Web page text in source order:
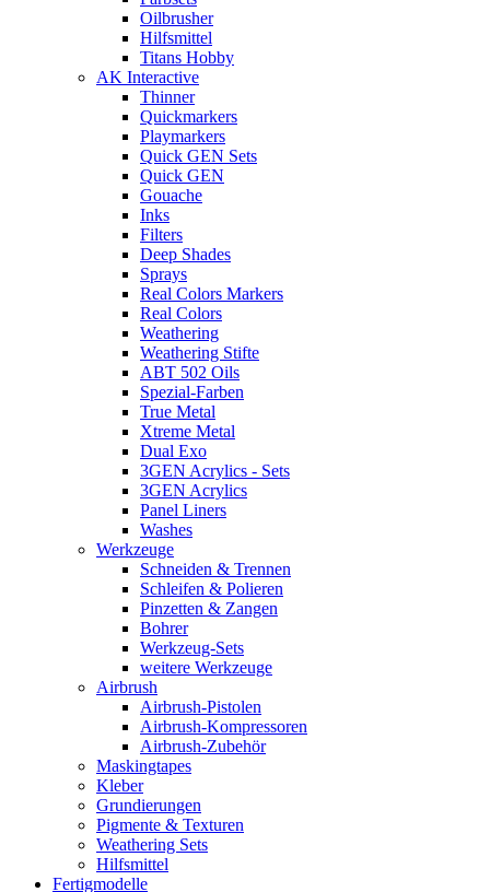
Oilbrusher
Hilfsmittel
Titans Hobby
AK Interactive
Thinner
Quickmarkers
Playmarkers
Quick GEN Sets
Quick GEN
Gouache
Inks
Filters
Deep Shades
Sprays
Real Colors Markers
Real Colors
Weathering
Weathering Stifte
ABT 502 Oils
Spezial-Farben
True Metal
Xtreme Metal
Dual Exo
3GEN Acrylics - Sets
3GEN Acrylics
Panel Liners
Washes
Werkzeuge
Schneiden & Trennen
Schleifen & Polieren
Pinzetten & Zangen
Bohrer
Werkzeug-Sets
weitere Werkzeuge
Airbrush
Airbrush-Pistolen
Airbrush-Kompressoren
Airbrush-Zubehör
Maskingtapes
Kleber
Grundierungen
Pigmente & Texturen
Weathering Sets
Hilfsmittel
Fertigmodelle